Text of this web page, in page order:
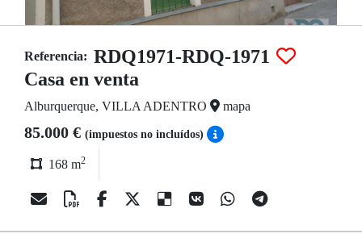
Referencia: RDQ1971-RDQ-1971
Casa en venta
Alburquerque, VILLA ADENTRO mapa
85.000 € (impuestos no incluídos)
168 m2